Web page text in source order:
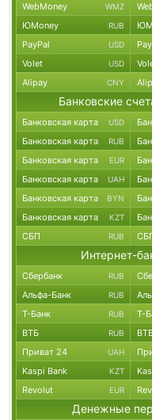
WebMoney WMZ
ЮMoney RUB
PayPal USD
Volet USD
Alipay CNY
Банковские
Банковская карта USD
Банковская карта RUB
Банковская карта EUR
Банковская карта UAH
Банковская карта BYN
Банковская карта KZT
СБП RUB
Интернет-
Сбербанк RUB
Альфа-Банк RUB
Т-Банк RUB Т-
ВТБ RUB
Приват 24 UAH
Kaspi Bank KZT
Revolut EUR
Денежные